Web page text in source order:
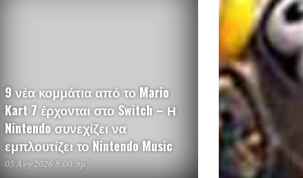
9 νέα κομμάτια από το Mario
Kart 7 έρχονται στο Switch – Η
Nintendo συνεχίζει να
εμπλουτίζει το Nintendo Music
05 Αυγ 2026 8:00 πμ